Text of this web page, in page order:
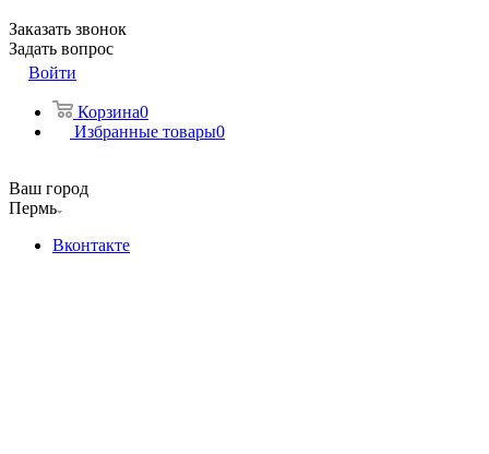
Заказать звонок
Задать вопрос
Войти
Корзина0
Избранные товары0
Ваш город
Пермь
Вконтакте